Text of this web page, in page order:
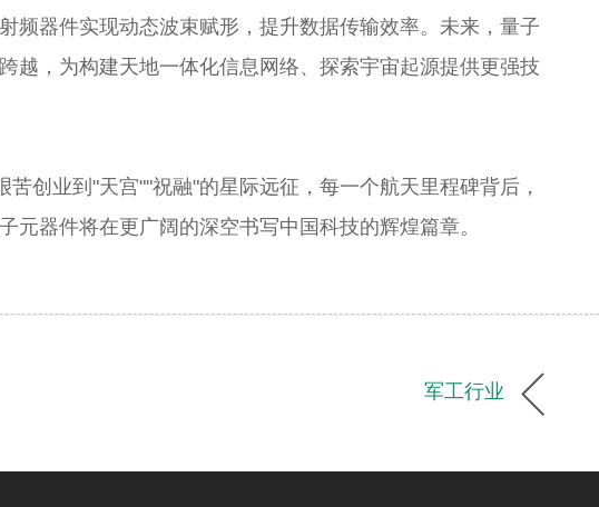
频器件实现动态波束赋形，提升数据传输效率。未来，量子
越，为构建天地一体化信息网络、探索宇宙起源提供更强技
创业到"天宫""祝融"的星际远征，每一个航天里程碑背后，
器件将在更广阔的深空书写中国科技的辉煌篇章。
军工行业